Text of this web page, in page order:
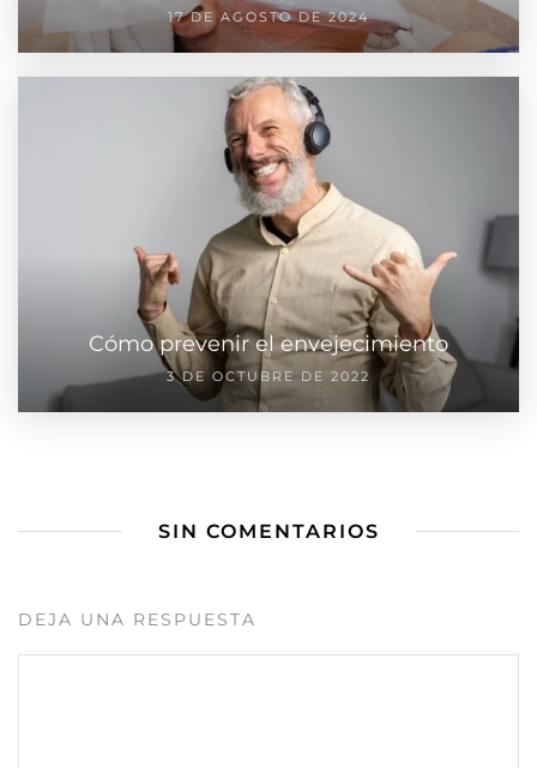
17 DE AGOSTO DE 2024
Cómo prevenir el envejecimiento
3 DE OCTUBRE DE 2022
SIN COMENTARIOS
DEJA UNA RESPUESTA